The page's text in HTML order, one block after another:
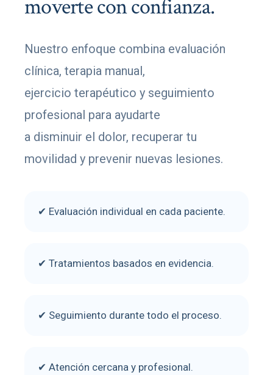
moverte con confianza.
Nuestro enfoque combina evaluación
clínica, terapia manual,
ejercicio terapéutico y seguimiento
profesional para ayudarte
a disminuir el dolor, recuperar tu
movilidad y prevenir nuevas lesiones.
✔ Evaluación individual en cada paciente.
✔ Tratamientos basados en evidencia.
✔ Seguimiento durante todo el proceso.
✔ Atención cercana y profesional.